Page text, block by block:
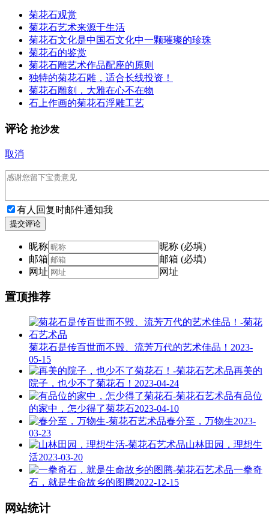
菊花石观赏
菊花石艺术来源于生活
菊花石文化是中国石文化中一颗璀璨的珍珠
菊花石的鉴赏
菊花石雕艺术作品配座的原则
独特的菊花石雕，适合长线投资！
菊花石雕刻，大雅在心不在物
石上作画的菊花石浮雕工艺
评论 抢沙发
取消
有人回复时邮件通知我
提交评论
昵称
昵称 (必填)
邮箱
邮箱 (必填)
网址
网址
置顶推荐
菊花石是传百世而不毁、流芳万代的艺术佳品！ 2023-
05-15
再美的
院子，也少不了菊花石！ 2023-04-24
有品位
的家中，怎少得了菊花石2023-04-10
春分至，万物生2023-
03-23
山林田园，理想生
活2023-03-20
一拳奇
石，就是生命故乡的图腾2022-12-15
网站统计